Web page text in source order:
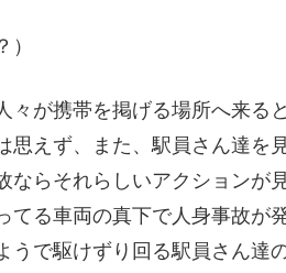
々が携帯を掲げる場所へ来る
思えず、また、駅員さん達を
ならそれらしいアクションが
てる車両の真下で人身事故が
うで駆けずり回る駅員さん